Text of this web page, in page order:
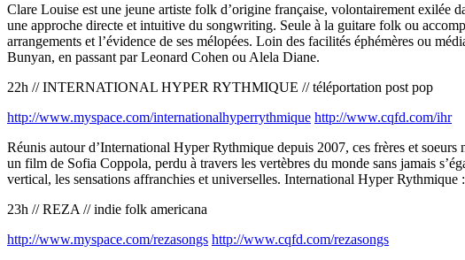
Clare Louise est une jeune artiste folk d’origine française, volontairement exilée
une approche directe et intuitive du songwriting. Seule à la guitare folk ou
arrangements et l’évidence de ses mélopées. Loin des facilités éphémères ou
Bunyan, en passant par Leonard Cohen ou Alela Diane.
22h // INTERNATIONAL HYPER RYTHMIQUE // téléportation post pop
http://www.myspace.com/internationalhyperrythmique http://www.cqfd.com/ihr
Réunis autour d’International Hyper Rythmique depuis 2007, ces frères et
un film de Sofia Coppola, perdu à travers les vertèbres du monde sans jamais
vertical, les sensations affranchies et universelles. International Hyper Rythmique
23h // REZA // indie folk americana
http://www.myspace.com/rezasongs http://www.cqfd.com/rezasongs